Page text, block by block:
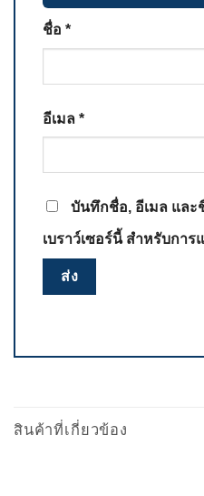
ชื่อ *
อีเมล *
บันทึกชื่อ, อีเมล และ
เบราว์เซอร์นี้ สำหรับกา
สินค้าที่เกี่ยวข้อง